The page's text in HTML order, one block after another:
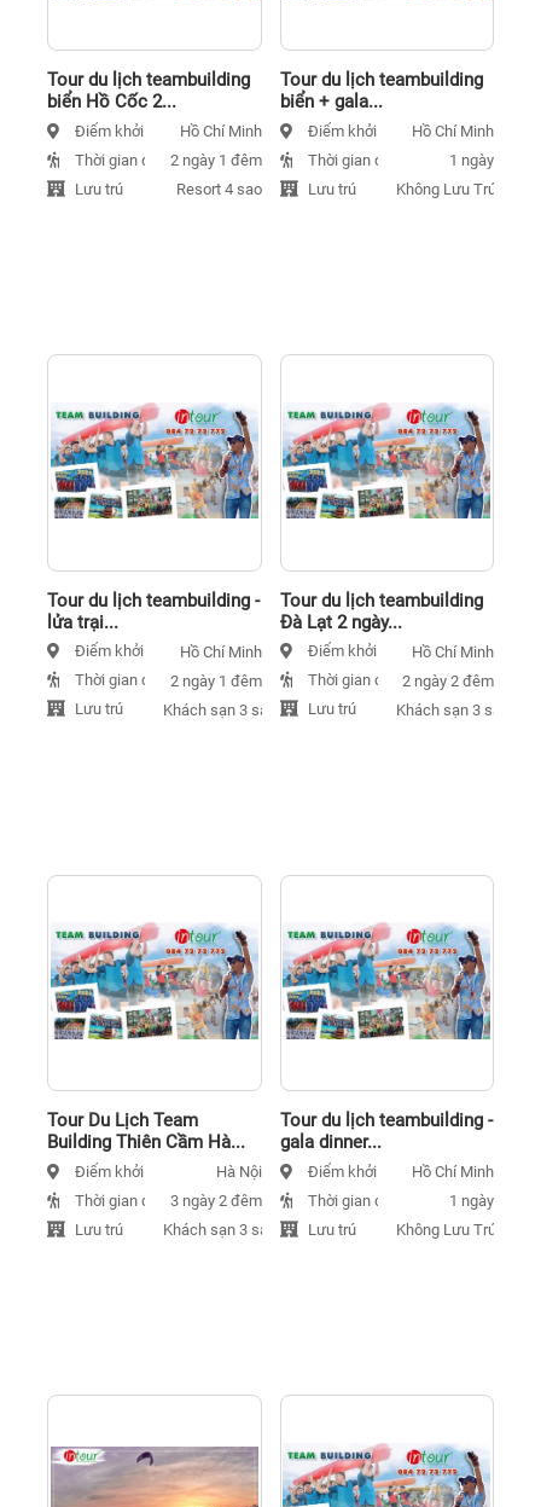
Tour du lịch teambuilding
biển Hồ Cốc 2...
Điểm khởi hành Hồ Chí Minh
Thời gian đi
2 ngày 1 đêm
Lưu trú
Resort 4 sao
Tour du lịch teambuilding
biển + gala...
Điểm khởi hànhHồ Chí Minh
Thời gian đi
1 ngày
Lưu trú
Không Lưu Trú
Tour du lịch teambuilding -
lửa trại...
Điểm khởi hành Hồ Chí Minh
Thời gian đi
2 ngày 1 đêm
Lưu trú
Khách sạn 3 sao
Tour du lịch teambuilding
Đà Lạt 2 ngày...
Điểm khởi hànhHồ Chí Minh
Thời gian đi
2 ngày 2 đêm
Lưu trú
Khách sạn 3 sao
Tour Du Lịch Team
Building Thiên Cầm Hà...
Điểm khởi hành
Hà Nội
Thời gian đi
3 ngày 2 đêm
Lưu trú
Khách sạn 3 sao
Tour du lịch teambuilding -
gala dinner...
Điểm khởi hànhHồ Chí Minh
Thời gian đi
1 ngày
Lưu trú
Không Lưu Trú